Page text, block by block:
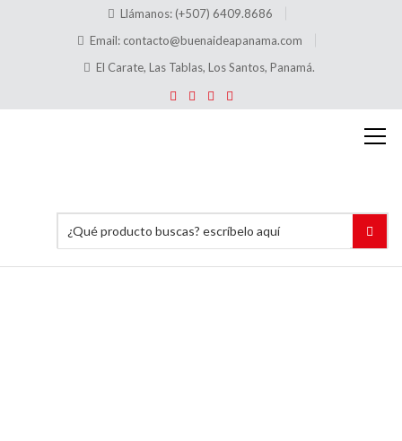
Llámanos: (+507) 6409.8686
Email: contacto@buenaideapanama.com
El Carate, Las Tablas, Los Santos, Panamá.